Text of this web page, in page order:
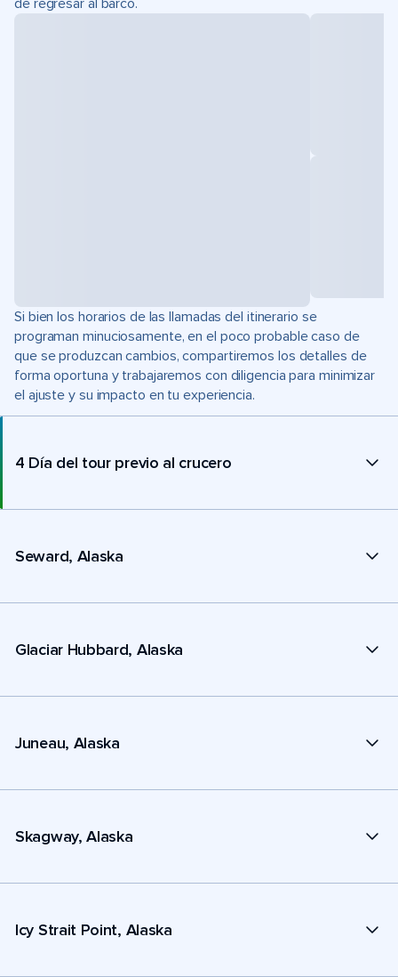
de regresar al barco.
Si bien los horarios de las llamadas del itinerario se
programan minuciosamente, en el poco probable caso de
que se produzcan cambios, compartiremos los detalles de
forma oportuna y trabajaremos con diligencia para minimizar
el ajuste y su impacto en tu experiencia.
4 Día del tour previo al crucero
Seward, Alaska
Glaciar Hubbard, Alaska
Juneau, Alaska
Skagway, Alaska
Icy Strait Point, Alaska